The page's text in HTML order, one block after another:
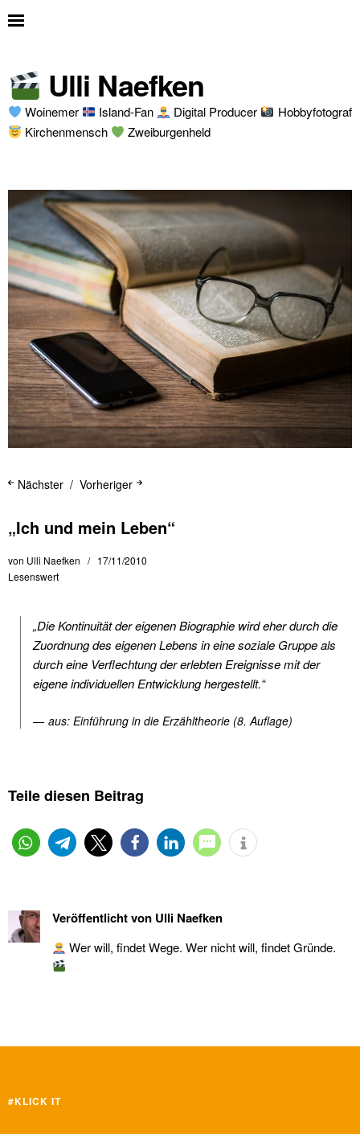
Ulli Naefken
Woinemer Island-Fan Digital Producer
Hobbyfotograf
Kirchenmensch
Zweiburgenheld
Vorheriger
Nächster
„Ich und mein Leben“
von Ulli Naefken
17/11/2010
Lesenswert
„Die Kontinuität der eigenen Biographie wird eher durch die
Zuordnung des eigenen Lebens in eine soziale Gruppe als
durch eine Verflechtung der erlebten Ereignisse mit der
eigene individuellen Entwicklung hergestellt.“
aus: Einführung in die Erzähltheorie (8. Auflage)
Teile diesen Beitrag
Veröffentlicht von Ulli Naefken
Wer will, findet Wege. Wer nicht will, findet Gründe.
#KLICK IT